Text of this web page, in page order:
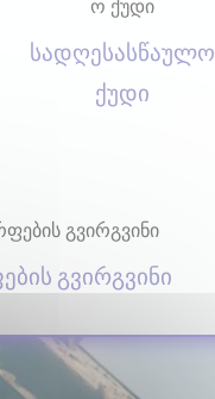
სადღესასწაულო
ქუდი
გვირგვინი